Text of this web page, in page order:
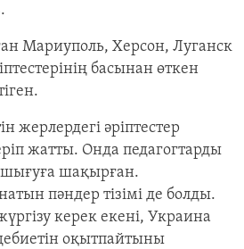
Мариуполь, Херсон, Луганск
басынан өткен
жерлердегі әріптестер
жатты. Онда педагогтарды
шақырған.
пәндер тізімі де болды.
керек екені, Украина
оқытпайтыны